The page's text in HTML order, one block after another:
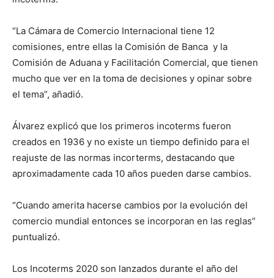
“La Cámara de Comercio Internacional tiene 12
comisiones, entre ellas la Comisión de Banca y la
Comisión de Aduana y Facilitación Comercial, que tienen
mucho que ver en la toma de decisiones y opinar sobre
el tema”, añadió.
Álvarez explicó que los primeros incoterms fueron
creados en 1936 y no existe un tiempo definido para el
reajuste de las normas incorterms, destacando que
aproximadamente cada 10 años pueden darse cambios.
“Cuando amerita hacerse cambios por la evolución del
comercio mundial entonces se incorporan en las reglas”
puntualizó.
Los Incoterms 2020 son lanzados durante el año del